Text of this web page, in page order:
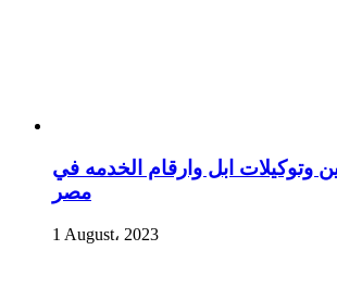
وتوكيلات ابل وارقام الخدمه في
مصر
1 August، 2023